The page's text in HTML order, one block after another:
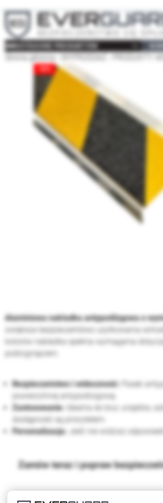
KATEGORIE PRODUKTÓW
Strona główna WYPRZEDAŻ PRODUKTY
Aluminiowa nakładka antypoślizgowa o
zwiększa bezpieczeństwo użytkowania
kolorów nakładka spełnia wymagania
poślizgnięciem.
Bezpieczeństwo i widoczność: Pasek
powierzchnię antypoślizgową
Zastosowanie:
Idealna do biur, urzędów,
dostępność są priorytetem.
Personalizacja:
Jeśli nie widzisz
Zamów teraz i popraw